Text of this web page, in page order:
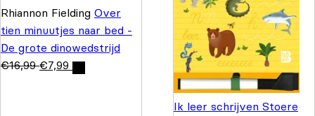
Rhiannon Fielding Over
tien minuutjes naar bed -
De grote dinowedstrijd
€16,99 €7,99
Ik leer schrijven Stoere